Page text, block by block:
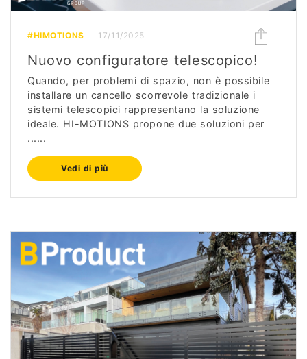
#HIMOTIONS 17/11/2025
Nuovo configuratore telescopico!
Quando, per problemi di spazio, non è possibile
installare un cancello scorrevole tradizionale i
sistemi telescopici rappresentano la soluzione
ideale. HI-MOTIONS propone due soluzioni per
......
Vedi di più